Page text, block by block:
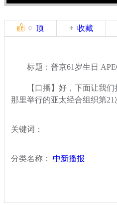
0 顶 收藏
标题：普京61岁生日
【口播】好，下面让我们
那里举行的亚太经合组织第
关键词：
分类名称： 中新播报